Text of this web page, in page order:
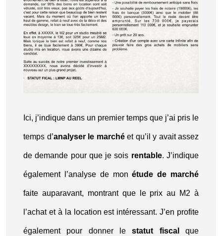
Ici, j’indique dans un premier temps que j’ai pris le
temps d’analyser le marchéet qu’il y avait assez
de demande pour que je sois rentable. J’indique
également l’analyse de monétude de marché
faite auparavant, montrant que le prix au M2 à
l’achat et à la location est intéressant. J’en profite
également pour donner le statut fiscal que